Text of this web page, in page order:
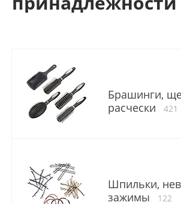
Брашинги,
расчески
421
Шпильки,
зажимы
122